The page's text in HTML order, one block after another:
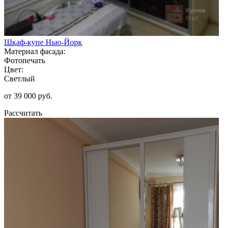
Шкаф-купе Нью-Йорк
Материал фасада:
Фотопечать
Цвет:
Светлый
от 39 000 руб.
Рассчитать